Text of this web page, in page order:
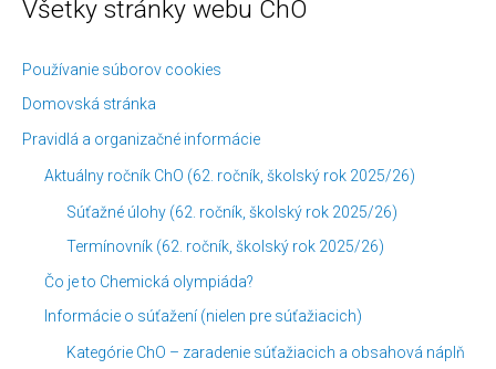
Všetky stránky webu ChO
Používanie súborov cookies
Domovská stránka
Pravidlá a organizačné informácie
Aktuálny ročník ChO (62. ročník, školský rok 2025/26)
Súťažné úlohy (62. ročník, školský rok 2025/26)
Termínovník (62. ročník, školský rok 2025/26)
Čo je to Chemická olympiáda?
Informácie o súťažení (nielen pre súťažiacich)
Kategórie ChO – zaradenie súťažiacich a obsahová náplň
K
t
e
g
Č
á
n
k